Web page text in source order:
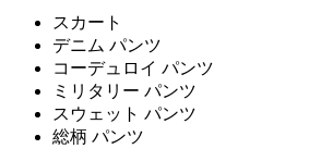
スカート
デニム パンツ
コーデュロイ パンツ
ミリタリー パンツ
スウェット パンツ
総柄 パンツ